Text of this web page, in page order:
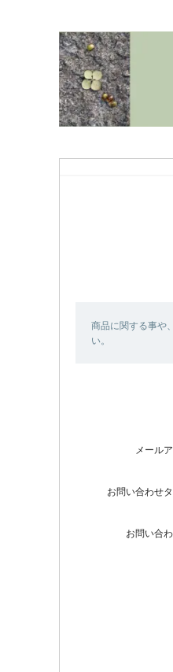
商品に関する事や
い。
メール
お問い合わせ
お問い合